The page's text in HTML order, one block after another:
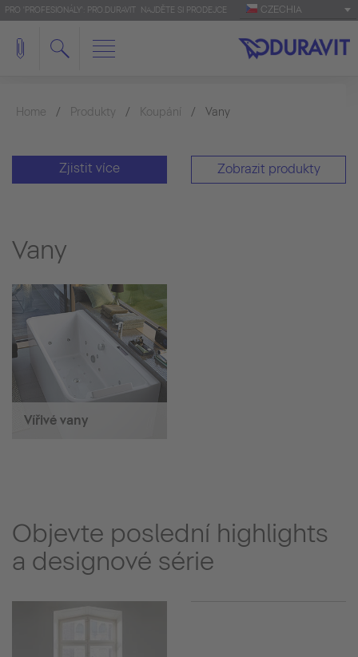
PRO 'PROFESIONÁLY': PRO.DURAVIT NAJDĚTE SI PRODEJCE CZECHIA
Home Produkty Koupání Vany
Zjistit více Zobrazit produkty
Vany
Vířivé vany
Objevte poslední highlights
a designové série